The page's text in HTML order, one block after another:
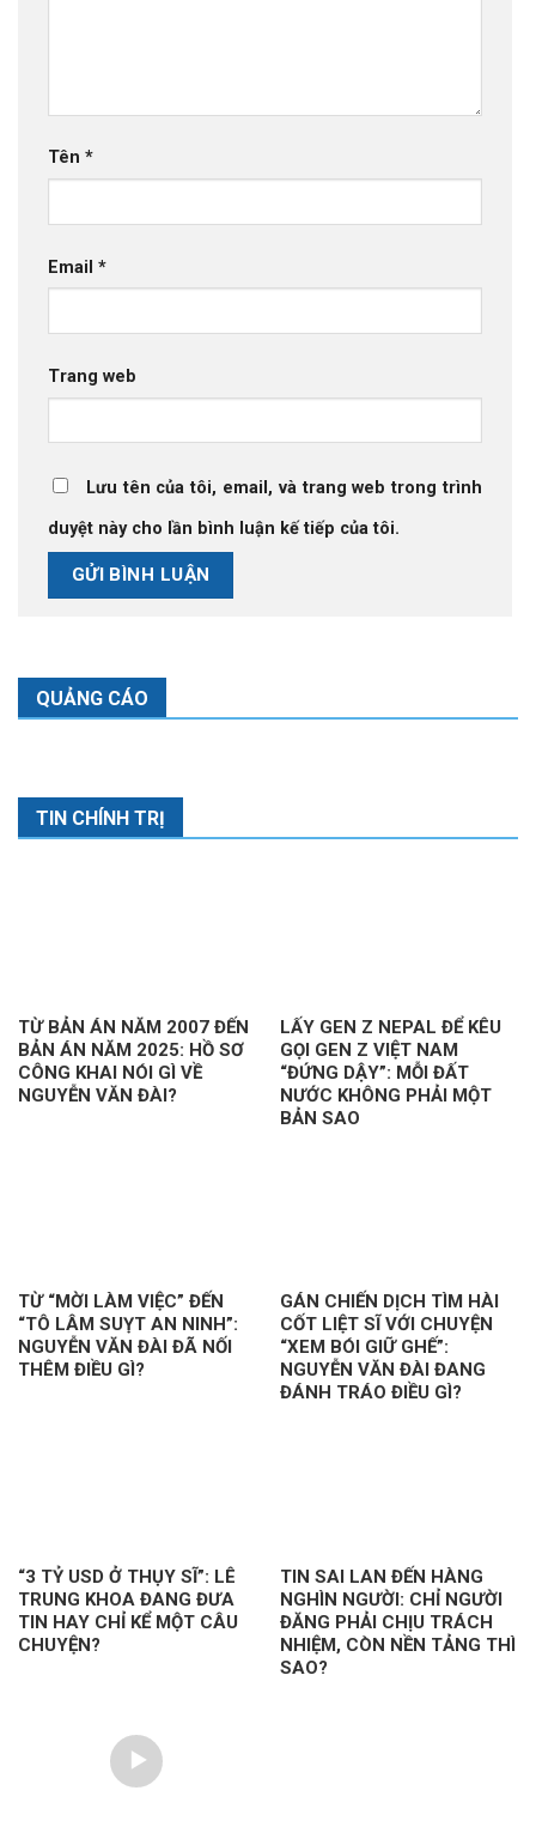
Tên *
Email *
Trang web
Lưu tên của tôi, email, và trang web trong trình
duyệt này cho lần bình luận kế tiếp của tôi.
QUẢNG CÁO
TIN CHÍNH TRỊ
TỪ BẢN ÁN NĂM 2007 ĐẾN
BẢN ÁN NĂM 2025: HỒ SƠ
CÔNG KHAI NÓI GÌ VỀ
NGUYỄN VĂN ĐÀI?
LẤY GEN Z NEPAL ĐỂ KÊU
GỌI GEN Z VIỆT NAM
“ĐỨNG DẬY”: MỖI ĐẤT
NƯỚC KHÔNG PHẢI MỘT
BẢN SAO
TỪ “MỜI LÀM VIỆC” ĐẾN
“TÔ LÂM SUỴT AN NINH”:
NGUYỄN VĂN ĐÀI ĐÃ NỐI
THÊM ĐIỀU GÌ?
GÁN CHIẾN DỊCH TÌM HÀI
CỐT LIỆT SĨ VỚI CHUYỆN
“XEM BÓI GIỮ GHẾ”:
NGUYỄN VĂN ĐÀI ĐANG
ĐÁNH TRÁO ĐIỀU GÌ?
“3 TỶ USD Ở THỤY SĨ”: LÊ
TRUNG KHOA ĐANG ĐƯA
TIN HAY CHỈ KỂ MỘT CÂU
CHUYỆN?
TIN SAI LAN ĐẾN HÀNG
NGHÌN NGƯỜI: CHỈ NGƯỜI
ĐĂNG PHẢI CHỊU TRÁCH
NHIỆM, CÒN NỀN TẢNG THÌ
SAO?